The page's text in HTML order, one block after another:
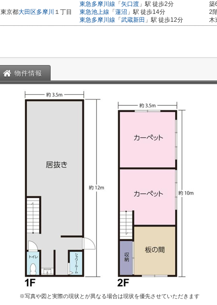
東京都大田区多摩川 １丁目
東急多摩川線 「 矢口渡 」駅 徒歩2分
東急池上線 「 蓮沼 」駅 徒歩14分
東急多摩川線 「 武蔵新田 」駅 徒歩12分
築
2
木
物件情報
※写真や図と実際の現状とが異なる場合は現状を優先させていただきます